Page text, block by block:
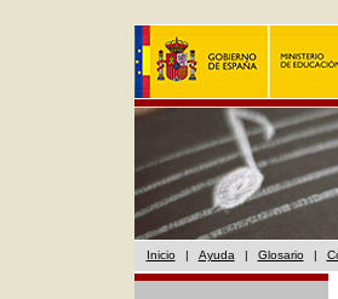
Inicio | Ayuda | Glosario |